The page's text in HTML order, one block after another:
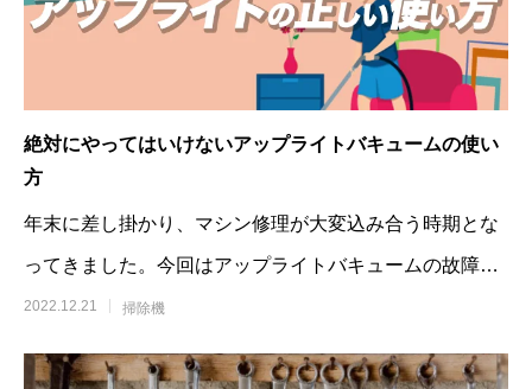
絶対にやってはいけないアップライトバキュームの使い
方
年末に差し掛かり、マシン修理が大変込み合う時期とな
ってきました。今回はアップライトバキュームの故障の
リスクを減らす情報をお伝えします。こ
2022.12.21 掃除機